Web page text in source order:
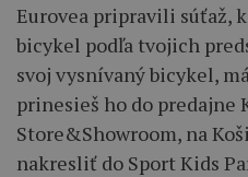
Eurovea pripravili súťaž,
bicykel podľa tvojich
svoj vysnívaný bicykel,
prinesieš ho do predajne
Store&Showroom, na
nakresliť do Sport Kids